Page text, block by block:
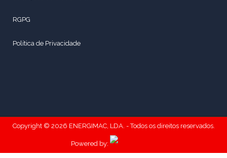
RGPG
Política de Privacidade
Copyright © 2026 ENERGIMAC, LDA. - Todos os direitos reservados.
Powered by: